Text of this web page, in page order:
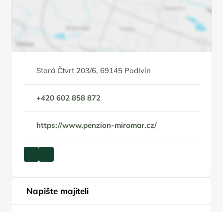
Stará Čtvrť 203/6, 69145 Podivín
+420 602 858 872
https://www.penzion-miromar.cz/
Napište majiteli